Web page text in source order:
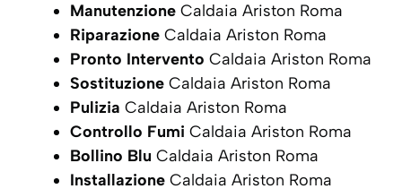
Manutenzione Caldaia Ariston Roma
Riparazione Caldaia Ariston Roma
Pronto Intervento Caldaia Ariston Roma
Sostituzione Caldaia Ariston Roma
Pulizia Caldaia Ariston Roma
Controllo Fumi Caldaia Ariston Roma
Bollino Blu Caldaia Ariston Roma
Installazione Caldaia Ariston Roma